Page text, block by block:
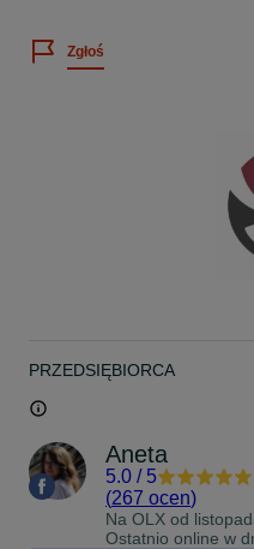
Zgłoś
PRZEDSIĘBIORCA
Aneta
5.0 / 5
(267 ocen)
Na OLX od
Ostatnio online w